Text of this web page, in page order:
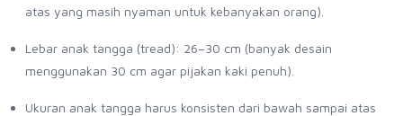
atas yang masih nyaman untuk kebanyakan orang).
Lebar anak tangga (tread): 26–30 cm (banyak desain
menggunakan 30 cm agar pijakan kaki penuh).
Ukuran anak tangga harus konsisten dari bawah sampai atas